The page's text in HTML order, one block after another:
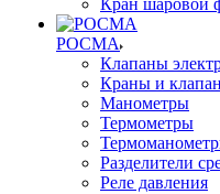
Кран шаровой
РОСМА
Клапаны
Краны и
Манометры
Термометры
Разделители
Реле давления